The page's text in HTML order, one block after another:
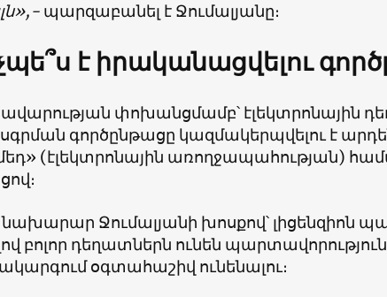
պարզաբանել է Ջումալյանը։
է իրականացվելու
փոխանցմամբ՝ էլեկտրոնային
գործընթացը կազմակերպվելու է
(էլեկտրոնային առողջապահության)
Ջումալյանի խոսքով՝ լիցենզիոն
բոլոր դեղատներն ունեն
օգտահաշիվ ունենալու։